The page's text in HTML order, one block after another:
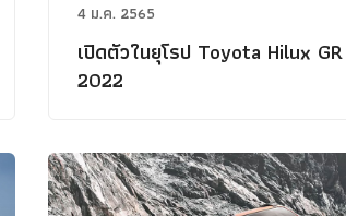
4 ม.ค. 2565
เปิดตัวในยุโรป Toyota Hilux
2022